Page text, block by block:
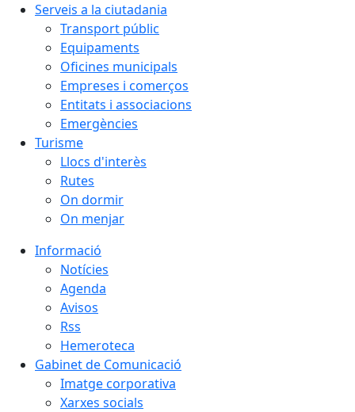
Serveis a la ciutadania
Transport públic
Equipaments
Oficines municipals
Empreses i comerços
Entitats i associacions
Emergències
Turisme
Llocs d'interès
Rutes
On dormir
On menjar
Informació
Notícies
Agenda
Avisos
Rss
Hemeroteca
Gabinet de Comunicació
Imatge corporativa
Xarxes socials